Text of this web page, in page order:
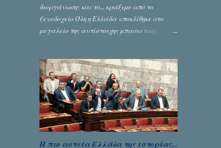
διοργάνωσης και το... κράξιμο από το
ξενοδοχείο Όλη η Ελλάδα υποκλίθηκε στο
μεγαλείο της αντίστοιχης μπασκετικής
πρωταθλήματος κωφών που διεξήχθη στη
Θεσσανολίκη τις προηγουμενες ημέρες. Πίσω
από την λάμψη και την αποθέωση που
γνώρισαν τα κορίτσια της Αθηνάς Ζέρβα με
την πορεία τους που ολοκληρώθηκε με τη νίκη
τους στον τελικό επί της Λιθουανίας,
Η πιο αστεία Ελλάδα της ιστορίας...